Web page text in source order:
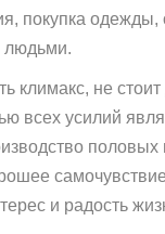
покупка
людьми.
климакс, не
всех усилий
половых
и радость